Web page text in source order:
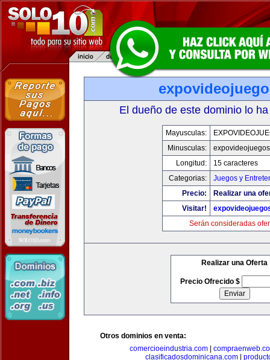
El dueño de este dominio lo
Mayusculas:
Minusculas:
Longitud:
15 caracteres
Categorias:
Juegos y
Precio:
Realizar una
Visitar!
Serán consideradas
Realizar una Oferta
Precio Ofrecido $
Otros dominios en venta:
comercioeindustria.com|
clasificadosdominicana.com